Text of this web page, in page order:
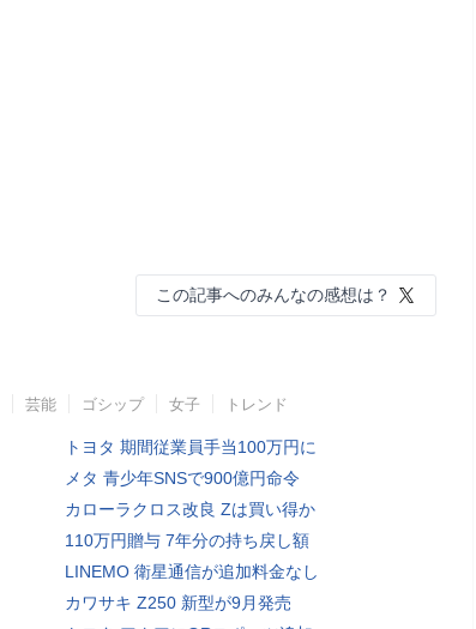
この記事へのみんなの感想は？
芸能 ゴシップ 女子 トレンド
トヨタ 期間従業員手当100万円に
メタ 青少年SNSで900億円命令
カローラクロス改良 Zは買い得か
110万円贈与 7年分の持ち戻し額
LINEMO 衛星通信が追加料金なし
カワサキ Z250 新型が9月発売